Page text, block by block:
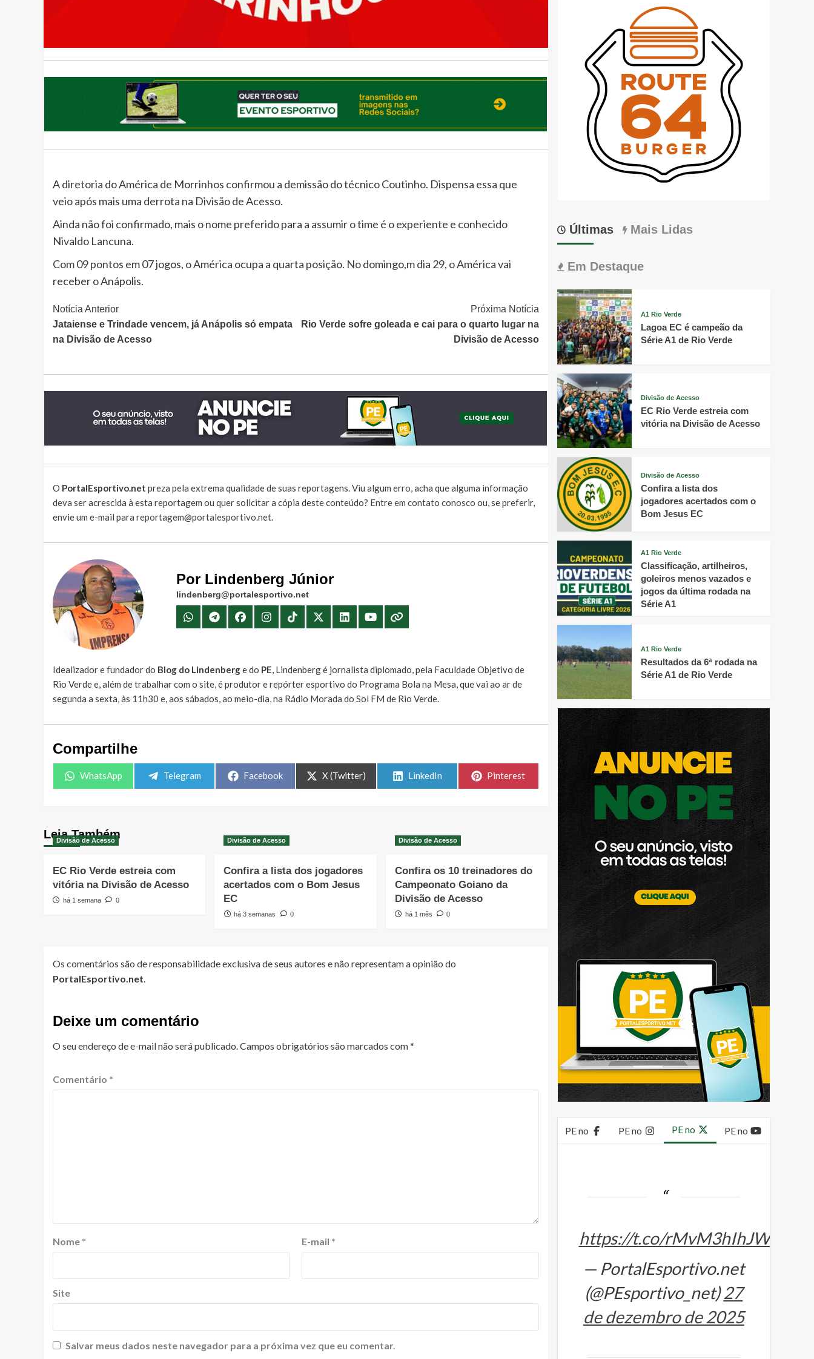
A diretoria do América de Morrinhos confirmou a demissão do técnico Coutinho. Dispensa essa que
veio após mais uma derrota na Divisão de Acesso.
Ainda não foi confirmado, mais o nome preferido para a assumir o time é o experiente e conhecido
Nivaldo Lancuna.
Com 09 pontos em 07 jogos, o América ocupa a quarta posição. No domingo,m dia 29, o América vai
receber o Anápolis.
Continue
Lendo
Notícia Anterior
Jataiense e Trindade vencem, já Anápolis só empata
na Divisão de Acesso
Próxima Notícia
Rio Verde sofre goleada e cai para o quarto lugar na
Divisão de Acesso
O PortalEsportivo.net preza pela extrema qualidade de suas reportagens. Viu algum erro, acha que alguma informação
deva ser acrescida à esta reportagem ou quer solicitar a cópia deste conteúdo? Entre em contato conosco ou, se preferir,
envie um e-mail para reportagem@portalesportivo.net.
Por Lindenberg Júnior
lindenberg@portalesportivo.net
Idealizador e fundador do Blog do Lindenberge do PE, Lindenberg é jornalista diplomado, pela Faculdade Objetivo de
Rio Verde e, além de trabalhar com o site, é produtor e repórter esportivo do Programa Bola na Mesa, que vai ao ar de
segunda a sexta, às 11h30 e, aos sábados, ao meio-dia, na Rádio Morada do Sol FM de Rio Verde.
Compartilhe
Share
WhatsApp
Share
Telegram
Share
Facebook
Share
on
X (Twitter)
Share
LinkedIn
Share
Pinterest
Leia Também
Divisão de Acesso
EC Rio Verde estreia com
vitória na Divisão de Acesso
há 1 semana 0
Divisão de Acesso
Confira a lista dos jogadores
acertados com o Bom Jesus
EC
há 3 semanas 0
Divisão de Acesso
Confira os 10 treinadores do
Campeonato Goiano da
Divisão de Acesso
há 1 mês 0
Os comentários são de responsabilidade exclusiva de seus autores e não representam a opinião do
PortalEsportivo.net
Deixe um comentário
O seu endereço de e-mail não será publicado. Campos obrigatórios são marcados com*
Comentário *
Nome * E-mail *
Site
Salvar meus dados neste navegador para a próxima vez que eu comentar.
Últimas Mais Lidas
Em Destaque
A1 Rio Verde
Lagoa EC é campeão da
Série A1 de Rio Verde
Divisão de Acesso
EC Rio Verde estreia com
vitória na Divisão de Acesso
Divisão de Acesso
Confira a lista dos
jogadores acertados com o
Bom Jesus EC
A1 Rio Verde
Classificação, artilheiros,
goleiros menos vazados e
jogos da última rodada na
Série A1
A1 Rio Verde
Resultados da 6ª rodada na
Série A1 de Rio Verde
PE no PE no PE no PE no
https://t.co/rMvM3hIhJW
— PortalEsportivo.net
(@PEsportivo_net)27
de dezembro de 2025